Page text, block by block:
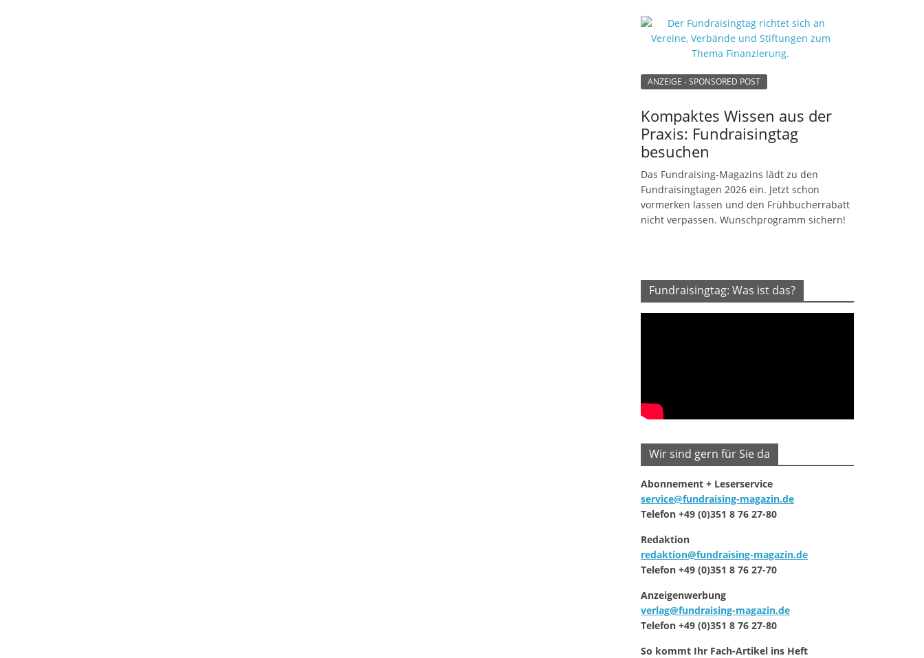
ANZEIGE - SPONSORED POST
Kompaktes Wissen aus der
Praxis: Fundraisingtag
besuchen
Das Fundraising-Magazins lädt zu den
Fundraisingtagen 2026 ein. Jetzt schon
vormerken lassen und den Frühbucherrabatt
nicht verpassen. Wunschprogramm sichern!
Fundraisingtag: Was ist das?
Wir sind gern für Sie da
Abonnement + Leserservice
service@fundraising-magazin.de
Telefon +49 (0)351 8 76 27-80
Redaktion
redaktion@fundraising-magazin.de
Telefon +49 (0)351 8 76 27-70
Anzeigenwerbung
verlag@fundraising-magazin.de
Telefon +49 (0)351 8 76 27-80
So kommt Ihr Fach-Artikel ins Heft